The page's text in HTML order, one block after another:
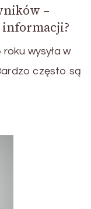
–
informacji?
wysyła w
często są